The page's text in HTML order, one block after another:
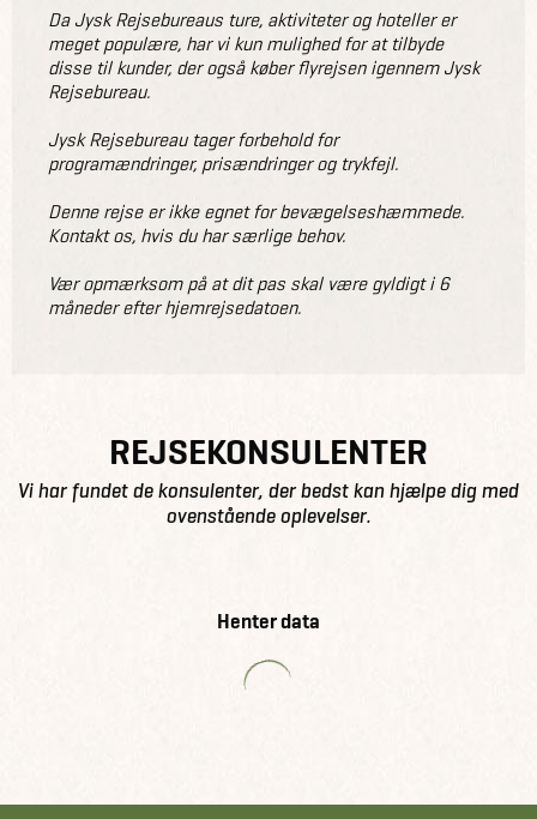
Da Jysk Rejsebureaus ture, aktiviteter og hoteller er
meget populære, har vi kun mulighed for at tilbyde
disse til kunder, der også køber flyrejsen igennem Jysk
Rejsebureau.
Jysk Rejsebureau tager forbehold for
programændringer, prisændringer og trykfejl.
Denne rejse er ikke egnet for bevægelseshæmmede.
Kontakt os, hvis du har særlige behov.
Vær opmærksom på at dit pas skal være gyldigt i 6
måneder efter hjemrejsedatoen.
REJSEKONSULENTER
Vi har fundet de konsulenter, der bedst kan hjælpe dig med
ovenstående oplevelser.
Henter data